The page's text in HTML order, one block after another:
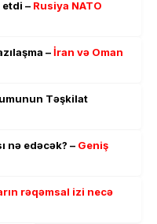
etdi – Rusiya NATO
–İran və Oman
Təşkilat
nə edəcək? – Geniş
rəqəmsal izi necə